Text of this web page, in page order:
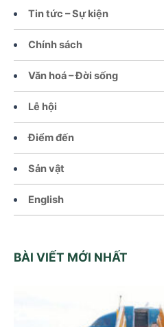
Tin tức – Sự kiện
Chính sách
Văn hoá – Đời sống
Lễ hội
Điểm đến
Sản vật
English
BÀI VIẾT MỚI NHẤT